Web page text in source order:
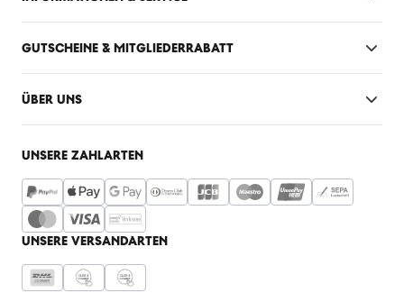
GUTSCHEINE & MITGLIEDERRABATT
ÜBER UNS
UNSERE ZAHLARTEN
UNSERE VERSANDARTEN